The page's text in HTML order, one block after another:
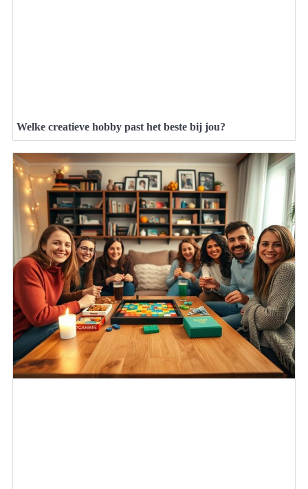
Welke creatieve hobby past het beste bij jou?